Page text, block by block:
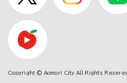
Copyright © Aomori City All Rights